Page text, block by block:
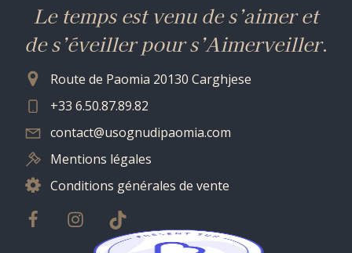
Le temps est venu de s’aimer et
de s’éveiller pour s’Aimerveiller.
Route de Paomia 20130 Carghjese
+33 6.50.87.89.82
contact@usognudipaomia.com
Mentions légales
Conditions générales de vente